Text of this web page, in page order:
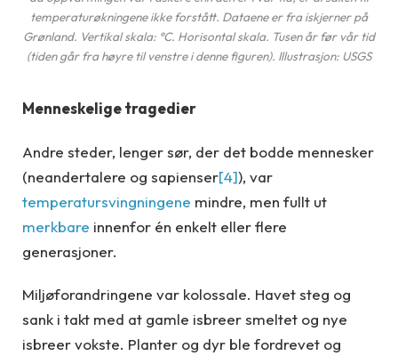
temperaturøkningene ikke forstått. Dataene er fra iskjerner på
Grønland. Vertikal skala: °C. Horisontal skala. Tusen år før vår tid
(tiden går fra høyre til venstre i denne figuren). Illustrasjon: USGS
Menneskelige tragedier
Andre steder, lenger sør, der det bodde mennesker
(neandertalere og sapienser[4]), var
temperatursvingningene mindre, men fullt ut
merkbare innenfor én enkelt eller flere
generasjoner.
Miljøforandringene var kolossale. Havet steg og
sank i takt med at gamle isbreer smeltet og nye
isbreer vokste. Planter og dyr ble fordrevet og